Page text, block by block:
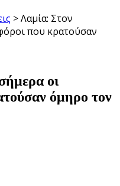
>Λαμία: Στον
που κρατούσαν
οι
όμηρο τον